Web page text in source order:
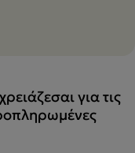
για τις